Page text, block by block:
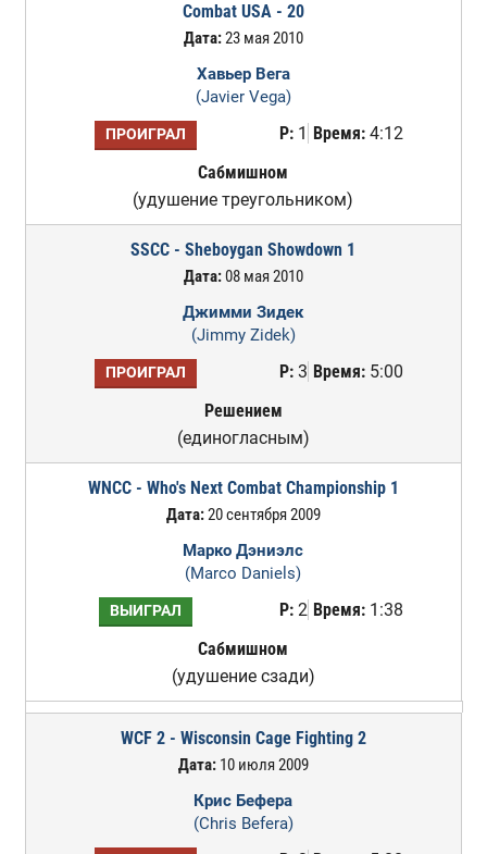
Combat USA - 20
Дата:23 мая 2010
Хавьер Вега
(Javier Vega)
ПРОИГРАЛ Р:1 Время:4:12
Сабмишном
(удушение треугольником)
SSCC - Sheboygan Showdown 1
Дата:08 мая 2010
Джимми Зидек
(Jimmy Zidek)
ПРОИГРАЛ Р:3 Время:5:00
Решением
(единогласным)
WNCC - Who's Next Combat Championship 1
Дата:20 сентября 2009
Марко Дэниэлс
(Marco Daniels)
ВЫИГРАЛ Р:2 Время:1:38
Сабмишном
(удушение сзади)
WCF 2 - Wisconsin Cage Fighting 2
Дата:10 июля 2009
Крис Бефера
(Chris Befera)